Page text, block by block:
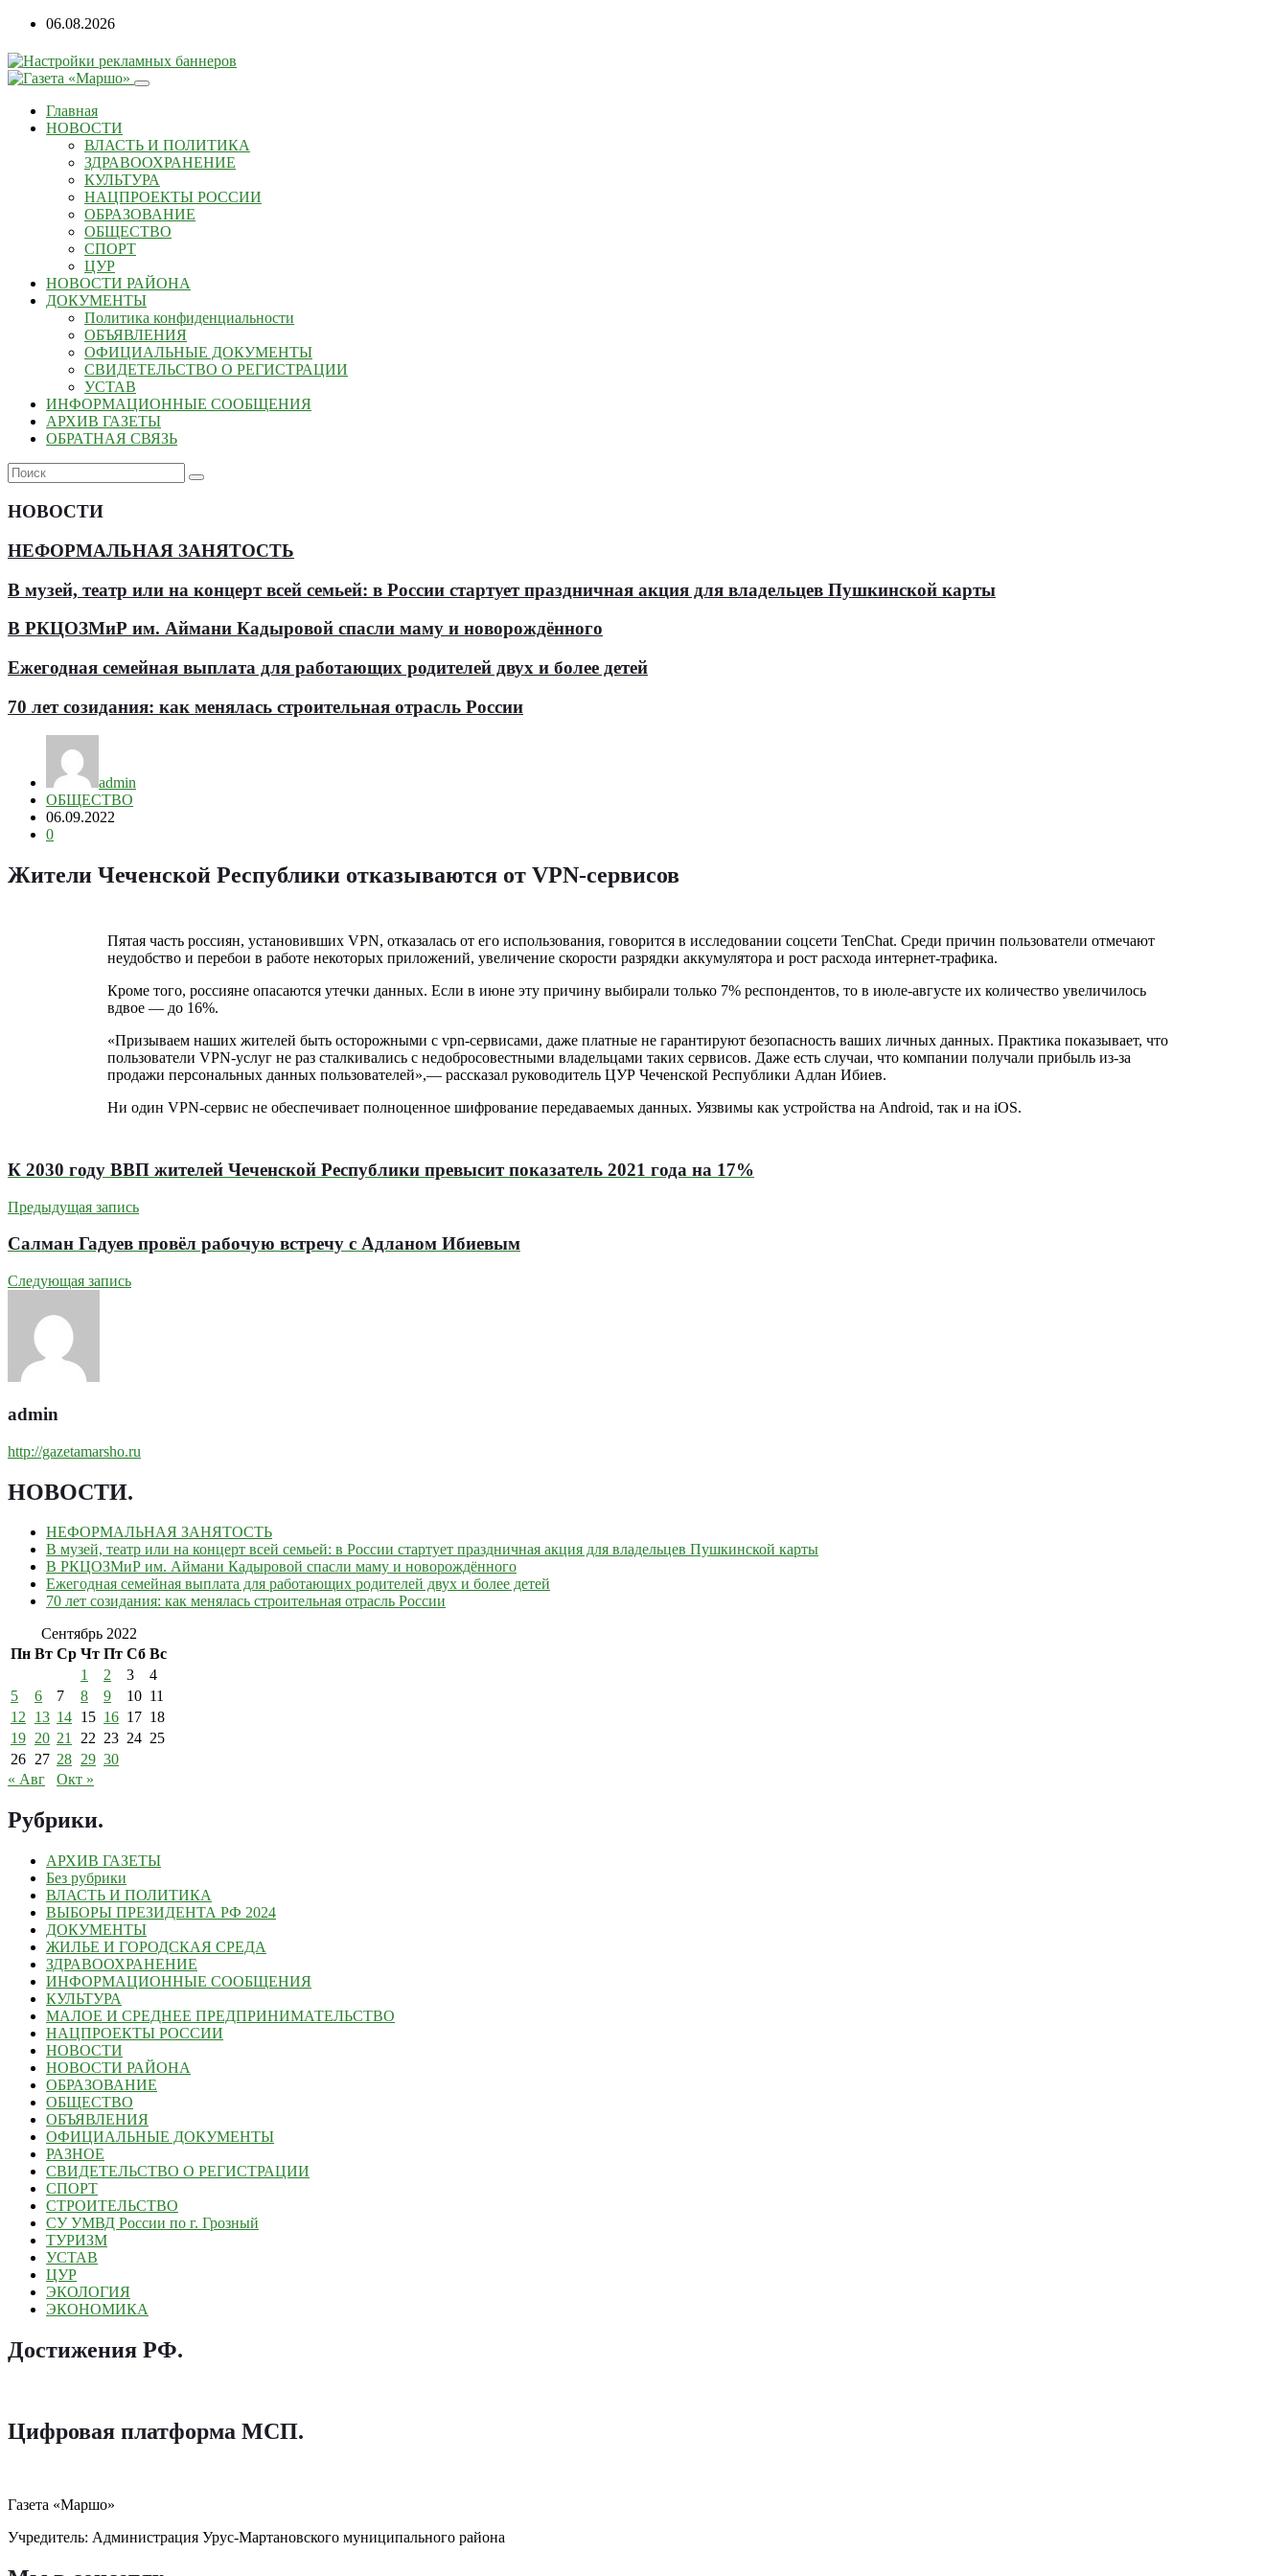
06.08.2026
Главная
НОВОСТИ
ВЛАСТЬ И ПОЛИТИКА
ЗДРАВООХРАНЕНИЕ
КУЛЬТУРА
НАЦПРОЕКТЫ РОССИИ
ОБРАЗОВАНИЕ
ОБЩЕСТВО
СПОРТ
ЦУР
НОВОСТИ РАЙОНА
ДОКУМЕНТЫ
Политика конфиденциальности
ОБЪЯВЛЕНИЯ
ОФИЦИАЛЬНЫЕ ДОКУМЕНТЫ
СВИДЕТЕЛЬСТВО О РЕГИСТРАЦИИ
УСТАВ
ИНФОРМАЦИОННЫЕ СООБЩЕНИЯ
АРХИВ ГАЗЕТЫ
ОБРАТНАЯ СВЯЗЬ
НОВОСТИ
НЕФОРМАЛЬНАЯ ЗАНЯТОСТЬ
В музей, театр или на концерт всей семьей: в России стартует праздничная акция для владельцев Пушкинской карты
В РКЦОЗМиР им. Аймани Кадыровой спасли маму и новорождённого
Ежегодная семейная выплата для работающих родителей двух и более детей
70 лет созидания: как менялась строительная отрасль России
admin
ОБЩЕСТВО
06.09.2022
0
Жители Чеченской Республики отказываются от VPN-сервисов
Пятая часть россиян, установивших VPN, отказалась от его использования, говорится в исследовании соцсети TenChat. Среди причин пользователи отмечают
неудобство и перебои в работе некоторых приложений, увеличение скорости разрядки аккумулятора и рост расхода интернет-трафика.
Кроме того, россияне опасаются утечки данных. Если в июне эту причину выбирали только 7% респондентов, то в июле-августе их количество увеличилось
вдвое — до 16%.
«Призываем наших жителей быть осторожными с vpn-сервисами, даже платные не гарантируют безопасность ваших личных данных. Практика показывает, что
пользователи VPN-услуг не раз сталкивались с недобросовестными владельцами таких сервисов. Даже есть случаи, что компании получали прибыль из-за
продажи персональных данных пользователей»,— рассказал руководитель ЦУР Чеченской Республики Адлан Ибиев.
Ни один VPN-сервис не обеспечивает полноценное шифрование передаваемых данных. Уязвимы как устройства на Android, так и на iOS.
К 2030 году ВВП жителей Чеченской Республики превысит показатель 2021 года на 17%
Предыдущая запись
Салман Гадуев провёл рабочую встречу с Адланом Ибиевым
Следующая запись
admin
http://gazetamarsho.ru
НОВОСТИ.
НЕФОРМАЛЬНАЯ ЗАНЯТОСТЬ
В музей, театр или на концерт всей семьей: в России стартует праздничная акция для владельцев Пушкинской карты
В РКЦОЗМиР им. Аймани Кадыровой спасли маму и новорождённого
Ежегодная семейная выплата для работающих родителей двух и более детей
70 лет созидания: как менялась строительная отрасль России
Сентябрь 2022
Пн Вт Ср Чт Пт Сб Вс
1
2 3
4
5
6 7 8 9 10 11
12 13 14 15 16 17 18
19 20 21 22 23 24 25
26 27 28 29 30
« Авг
Окт »
Рубрики.
АРХИВ ГАЗЕТЫ
Без рубрики
ВЛАСТЬ И ПОЛИТИКА
ВЫБОРЫ ПРЕЗИДЕНТА РФ 2024
ДОКУМЕНТЫ
ЖИЛЬЕ И ГОРОДСКАЯ СРЕДА
ЗДРАВООХРАНЕНИЕ
ИНФОРМАЦИОННЫЕ СООБЩЕНИЯ
КУЛЬТУРА
МАЛОЕ И СРЕДНЕЕ ПРЕДПРИНИМАТЕЛЬСТВО
НАЦПРОЕКТЫ РОССИИ
НОВОСТИ
НОВОСТИ РАЙОНА
ОБРАЗОВАНИЕ
ОБЩЕСТВО
ОБЪЯВЛЕНИЯ
ОФИЦИАЛЬНЫЕ ДОКУМЕНТЫ
РАЗНОЕ
СВИДЕТЕЛЬСТВО О РЕГИСТРАЦИИ
СПОРТ
СТРОИТЕЛЬСТВО
СУ УМВД России по г. Грозный
ТУРИЗМ
УСТАВ
ЦУР
ЭКОЛОГИЯ
ЭКОНОМИКА
Достижения РФ.
Цифровая платформа МСП.
Газета «Маршо»
Учредитель: Администрация Урус-Мартановского муниципального района